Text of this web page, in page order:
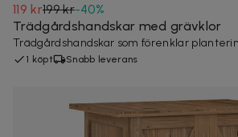
119 kr199 kr-40%
Trädgårdshandskar med grävklor
Trädgårdshandskar som förenklar
1 köpt Snabb leverans